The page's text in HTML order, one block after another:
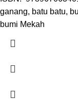
ganang, batu batu,
bumi Mekah